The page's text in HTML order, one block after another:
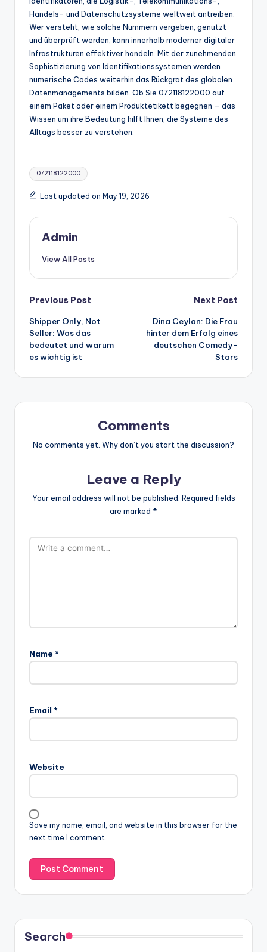
Handels- und Datenschutzsysteme weltweit antreiben.
Wer versteht, wie solche Nummern vergeben, genutzt
und überprüft werden, kann innerhalb moderner digitaler
Infrastrukturen effektiver handeln. Mit der zunehmenden
Sophistizierung von Identifikationssystemen werden
numerische Codes weiterhin das Rückgrat des globalen
Datenmanagements bilden. Ob Sie 072118122000 auf
einem Paket oder einem Produktetikett begegnen – das
Wissen um ihre Bedeutung hilft Ihnen, die Systeme des
Alltags besser zu verstehen.
Tags:
072118122000
Last updated on May 19, 2026
Admin
View All Posts
Post
navigation
Previous Post
Shipper Only, Not
Seller: Was das
bedeutet und warum
es wichtig ist
Next Post
Dina Ceylan: Die Frau
hinter dem Erfolg eines
deutschen Comedy-
Stars
Comments
No comments yet. Why don’t you start the discussion?
Leave a Reply
Your email address will not be published. Required fields
are marked *
Name *
Email *
Website
Save my name, email, and website in this browser for the
next time I comment.
Search